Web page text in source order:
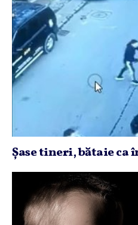
Şase tineri, bătaie